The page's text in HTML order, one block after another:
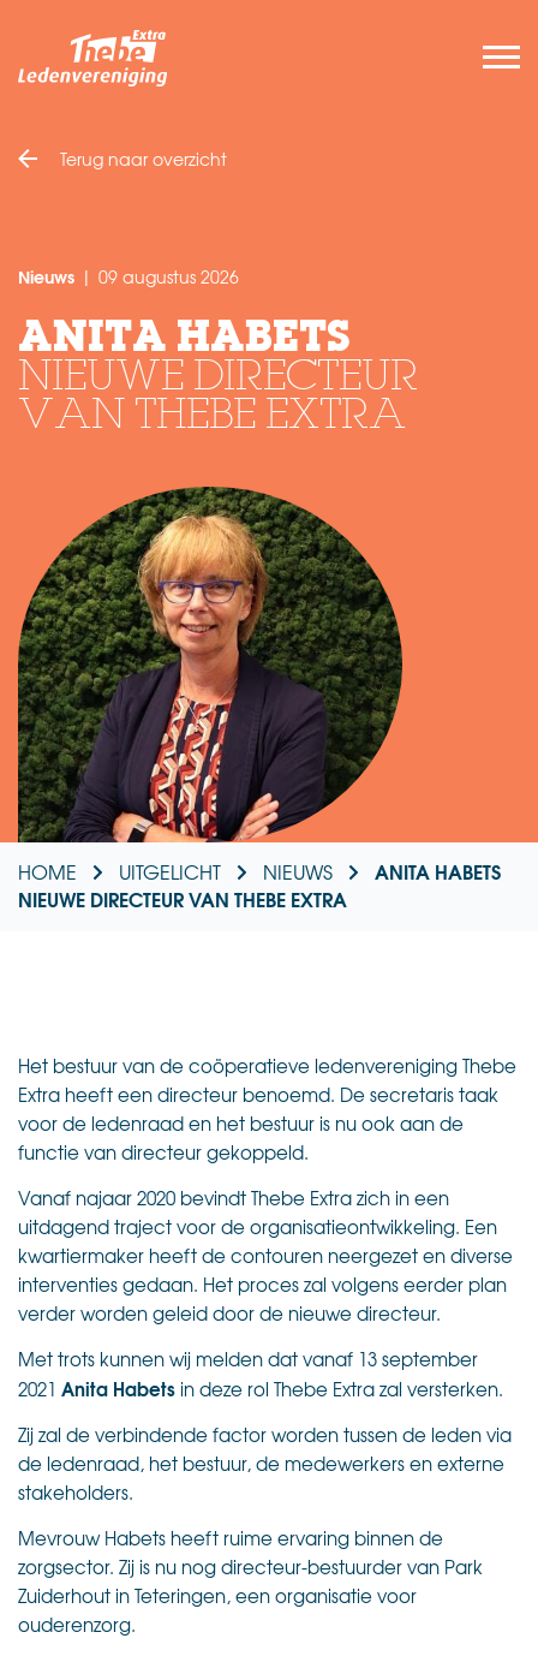
Terug naar overzicht
Nieuws | 09 augustus 2026
ANITA HABETS
NIEUWE DIRECTEUR
VAN THEBE EXTRA
HOME UITGELICHT NIEUWS
ANITA HABETS
NIEUWE DIRECTEUR VAN THEBE EXTRA
Het bestuur van de coöperatieve ledenvereniging Thebe
Extra heeft een directeur benoemd. De secretaris taak
voor de ledenraad en het bestuur is nu ook aan de
functie van directeur gekoppeld.
Vanaf najaar 2020 bevindt Thebe Extra zich in een
uitdagend traject voor de organisatieontwikkeling. Een
kwartiermaker heeft de contouren neergezet en diverse
interventies gedaan. Het proces zal volgens eerder plan
verder worden geleid door de nieuwe directeur.
Met trots kunnen wij melden dat vanaf 13 september
2021 Anita Habets in deze rol Thebe Extra zal versterken.
Zij zal de verbindende factor worden tussen de leden via
de ledenraad, het bestuur, de medewerkers en externe
stakeholders.
Mevrouw Habets heeft ruime ervaring binnen de
zorgsector. Zij is nu nog directeur-bestuurder van Park
Zuiderhout in Teteringen, een organisatie voor
ouderenzorg.